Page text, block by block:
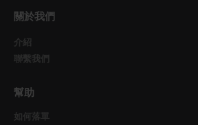
關於我們
介紹
聯繫我們
幫助
如何落單